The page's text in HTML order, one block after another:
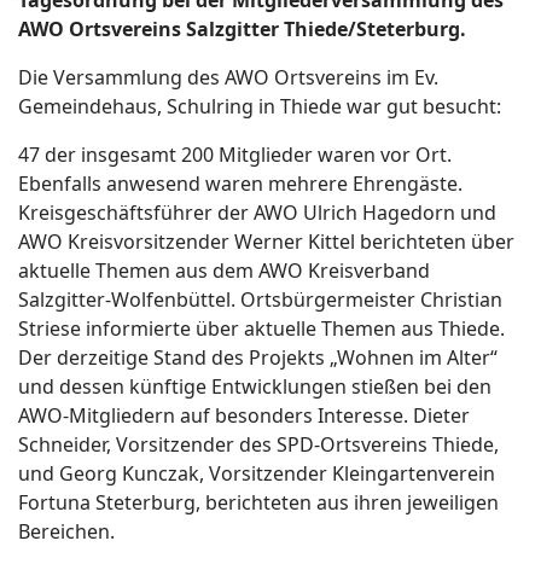
AWO Ortsvereins Salzgitter Thiede/Steterburg.
Die Versammlung des AWO Ortsvereins im Ev.
Gemeindehaus, Schulring in Thiede war gut besucht:
47 der insgesamt 200 Mitglieder waren vor Ort.
Ebenfalls anwesend waren mehrere Ehrengäste.
Kreisgeschäftsführer der AWO Ulrich Hagedorn und
AWO Kreisvorsitzender Werner Kittel berichteten über
aktuelle Themen aus dem AWO Kreisverband
Salzgitter-Wolfenbüttel. Ortsbürgermeister Christian
Striese informierte über aktuelle Themen aus Thiede.
Der derzeitige Stand des Projekts „Wohnen im Alter“
und dessen künftige Entwicklungen stießen bei den
AWO-Mitgliedern auf besonders Interesse. Dieter
Schneider, Vorsitzender des SPD-Ortsvereins Thiede,
und Georg Kunczak, Vorsitzender Kleingartenverein
Fortuna Steterburg, berichteten aus ihren jeweiligen
Bereichen.